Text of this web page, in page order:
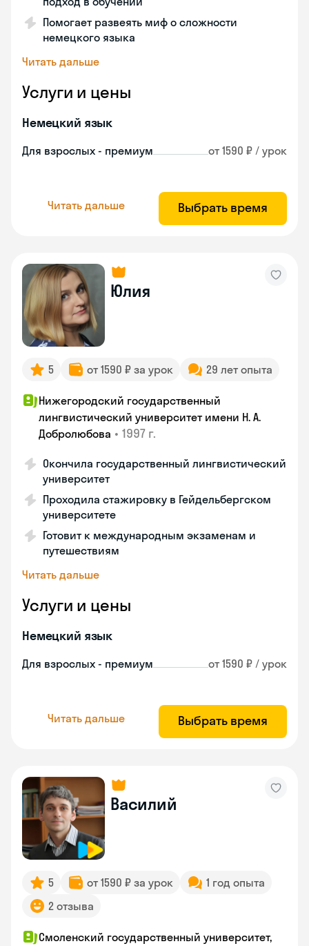
Помогает развеять миф о сложности
немецкого языка
Читать дальше
Услуги и цены
Немецкий язык
Для взрослых - премиум от 1590 ₽ / урок
Читать дальше Выбрать время
Юлия
5 от 1590 ₽ за урок 29 лет опыта
Нижегородский государственный
лингвистический университет имени Н. А.
Добролюбова • 1997 г.
Окончила государственный лингвистический
университет
Проходила стажировку в Гейдельбергском
университете
Готовит к международным экзаменам и
путешествиям
Читать дальше
Услуги и цены
Немецкий язык
Для взрослых - премиум от 1590 ₽ / урок
Читать дальше Выбрать время
Василий
5 от 1590 ₽ за урок
1 год опыта
2 отзыва
Смоленский государственный университет,